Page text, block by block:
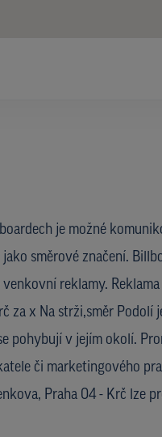
je možné
směrové značení.
venkovní reklamy.
za x Na strži,směr Podolí
pohybují v jejím okolí.
či marketingového
Praha 04 - Krč lze